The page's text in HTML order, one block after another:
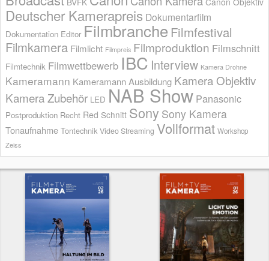
Deutscher Kamerapreis Dokumentarfilm
Dokumentation Editor Filmbranche Filmfestival
Filmkamera Filmlicht Filmpreis Filmproduktion Filmschnitt
Filmtechnik Filmwettbewerb IBC Interview Kamera Drohne
Kameramann Kameramann Ausbildung Kamera Objektiv
Kamera Zubehör LED NAB Show Panasonic
Postproduktion Recht Red Schnitt Sony Sony Kamera
Tonaufnahme Tontechnik Video Streaming Vollformat Workshop
Zeiss